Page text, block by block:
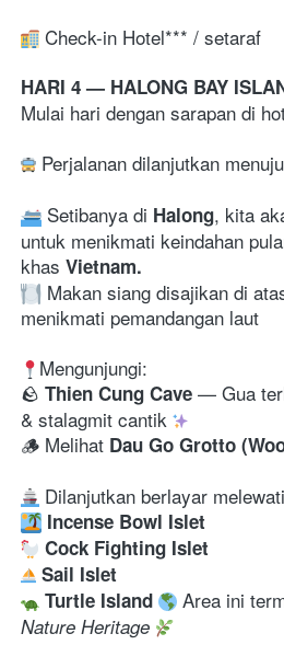
Check-in Hotel*** / setaraf
HARI 4 — HALONG BAY
Mulai hari dengan sarapan di
Perjalanan dilanjutkan menuju
Setibanya di Halong, kita
untuk menikmati keindahan
khas Vietnam.
Makan siang disajikan di
menikmati pemandangan laut
Mengunjungi:
🪨 Thien Cung Cave — Gua
& stalagmit cantik
🪵 Melihat Dau Go Grotto
Incense Bowl Islet
Cock Fighting Islet
Sail Islet
Turtle Island
Area ini
Nature Heritage